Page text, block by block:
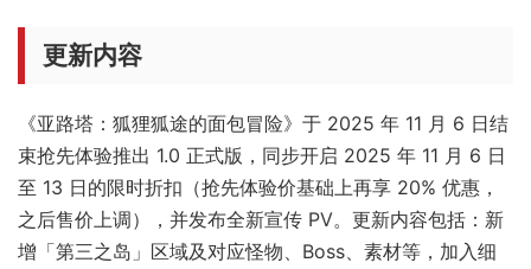
更新内容
《亚路塔：狐狸狐途的面包冒险》于 2025 年 11 月 6 日结
束抢先体验推出 1.0 正式版，同步开启 2025 年 11 月 6 日
至 13 日的限时折扣（抢先体验价基础上再享 20% 优惠，
之后售价上调），并发布全新宣传 PV。更新内容包括：新
增「第三之岛」区域及对应怪物、Boss、素材等，加入细